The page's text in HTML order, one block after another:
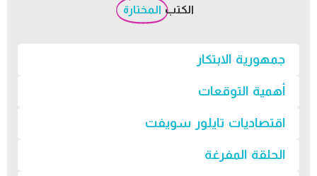
الكتب المختارة
جمهورية الابتكار
أهمية التوقعات
اقتصاديات تايلور سويفت
الحلقة المفرغة